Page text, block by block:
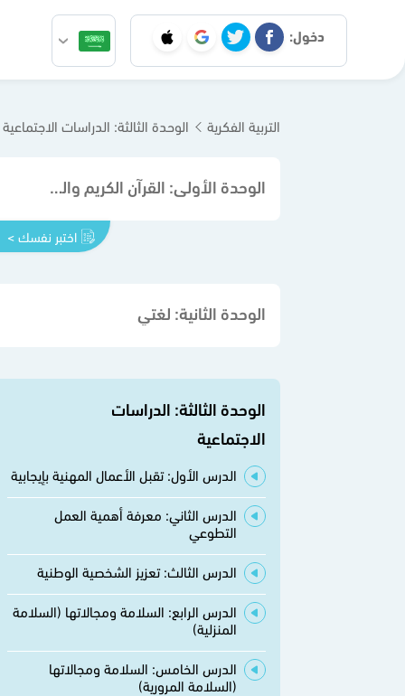
دخول:
التربية الفكرية الوحدة الثالثة: الدراسات الاجتماعية
الوحدة الأولى: القرآن الكريم والدراسات الإسلامية
اختبر نفسك >
الوحدة الثانية: لغتي
الوحدة الثالثة: الدراسات
الاجتماعية
الدرس الأول: تقبل الأعمال المهنية بإيجابية
الدرس الثاني: معرفة أهمية العمل
التطوعي
الدرس الثالث: تعزيز الشخصية الوطنية
الدرس الرابع: السلامة ومجالاتها (السلامة
المنزلية)
الدرس الخامس: السلامة ومجالاتها
(السلامة المرورية)